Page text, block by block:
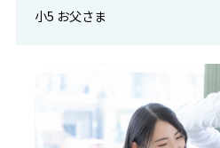
小5 お父さま